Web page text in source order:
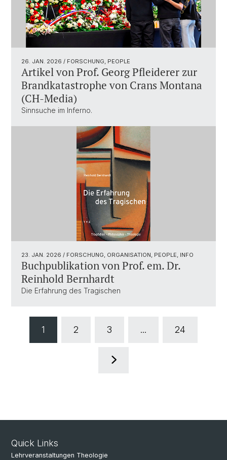
26. JAN. 2026 / FORSCHUNG, PEOPLE
Artikel von Prof. Georg Pfleiderer zur
Brandkatastrophe von Crans Montana
(CH-Media)
Sinnsuche im Inferno.
23. JAN. 2026 / FORSCHUNG, ORGANISATION, PEOPLE, INFO
Buchpublikation von Prof. em. Dr.
Reinhold Bernhardt
Die Erfahrung des Tragischen
1 2 3 ... 24
Quick Links
Lehrveranstaltungen Theologie